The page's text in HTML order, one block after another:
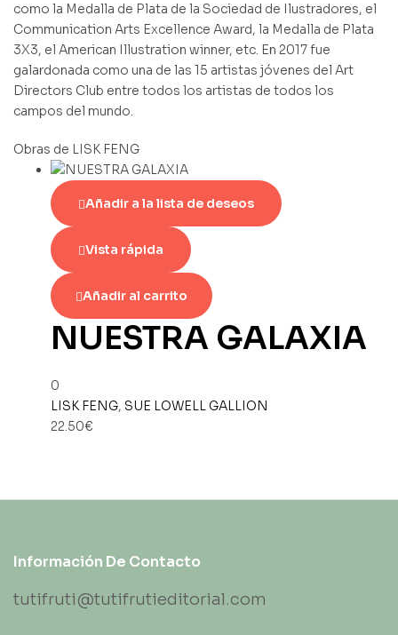
como la Medalla de Plata de la Sociedad de Ilustradores, el
Communication Arts Excellence Award, la Medalla de Plata
3X3, el American Illustration winner, etc. En 2017 fue
galardonada como una de las 15 artistas jóvenes del Art
Directors Club entre todos los artistas de todos los
campos del mundo.
Obras de LISK FENG
Añadir a la lista de deseos
Vista rápida
Añadir al carrito
NUESTRA GALAXIA
0
LISK FENG, SUE LOWELL GALLION
22.50€
Información De Contacto
tutifruti@tutifrutieditorial.com